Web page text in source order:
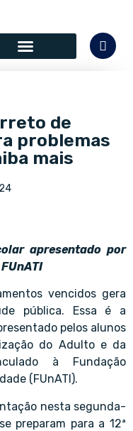
de
problemas
mais
apresentado por
vencidos gera
pública. Essa é a
pelos alunos
do Adulto e da
à Fundação
(FUnATI).
nesta segunda-
preparam para a 12ª